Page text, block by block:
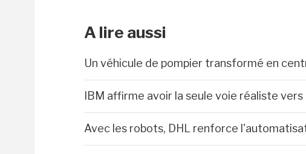
A lire aussi
Un véhicule de pompier transformé en
IBM affirme avoir la seule voie réaliste
Avec les robots, DHL renforce